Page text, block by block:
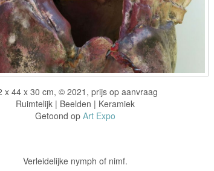
x 44 x 30 cm, © 2021, prijs op aanvraag
Ruimtelijk | Beelden | Keramiek
Getoond op Art Expo
Verleidelijke nymph of nimf.